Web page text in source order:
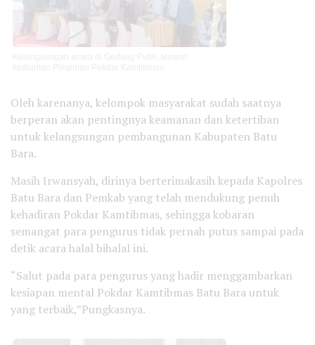
Oleh karenanya, kelompok masyarakat sudah saatnya
berperan akan pentingnya keamanan dan ketertiban
untuk kelangsungan pembangunan Kabupaten Batu
Bara.
Masih Irwansyah, dirinya berterimakasih kepada Kapolres
Batu Bara dan Pemkab yang telah mendukung penuh
kehadiran Pokdar Kamtibmas, sehingga kobaran
semangat para pengurus tidak pernah putus sampai pada
detik acara halal bihalal ini.
“Salut pada para pengurus yang hadir menggambarkan
kesiapan mental Pokdar Kamtibmas Batu Bara untuk
yang terbaik,”Pungkasnya.